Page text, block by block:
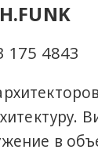
175 4843
в